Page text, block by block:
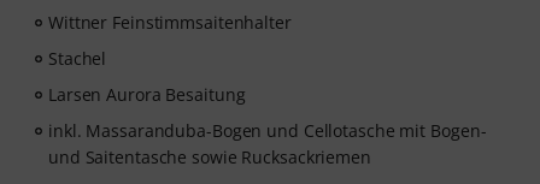
Wittner Feinstimmsaitenhalter
Stachel
Larsen Aurora Besaitung
inkl. Massaranduba-Bogen und Cellotasche mit Bogen-
und Saitentasche sowie Rucksackriemen